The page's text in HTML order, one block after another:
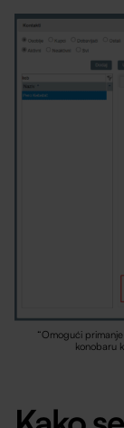
“Omogući
konobaru